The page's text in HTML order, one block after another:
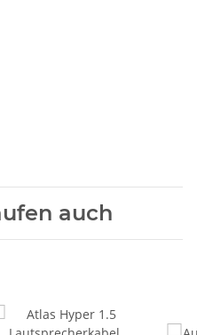
auch